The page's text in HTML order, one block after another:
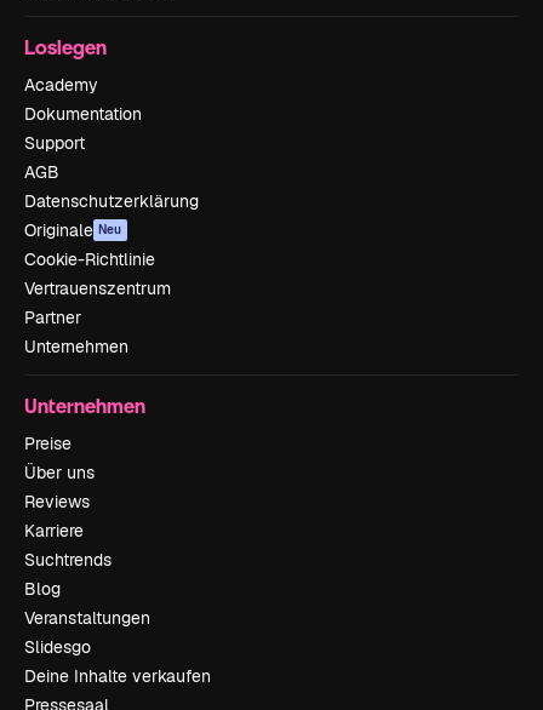
Loslegen
Academy
Dokumentation
Support
AGB
Datenschutzerklärung
Originale Neu
Cookie-Richtlinie
Vertrauenszentrum
Partner
Unternehmen
Unternehmen
Preise
Über uns
Reviews
Karriere
Suchtrends
Blog
Veranstaltungen
Slidesgo
Deine Inhalte verkaufen
Pressesaal